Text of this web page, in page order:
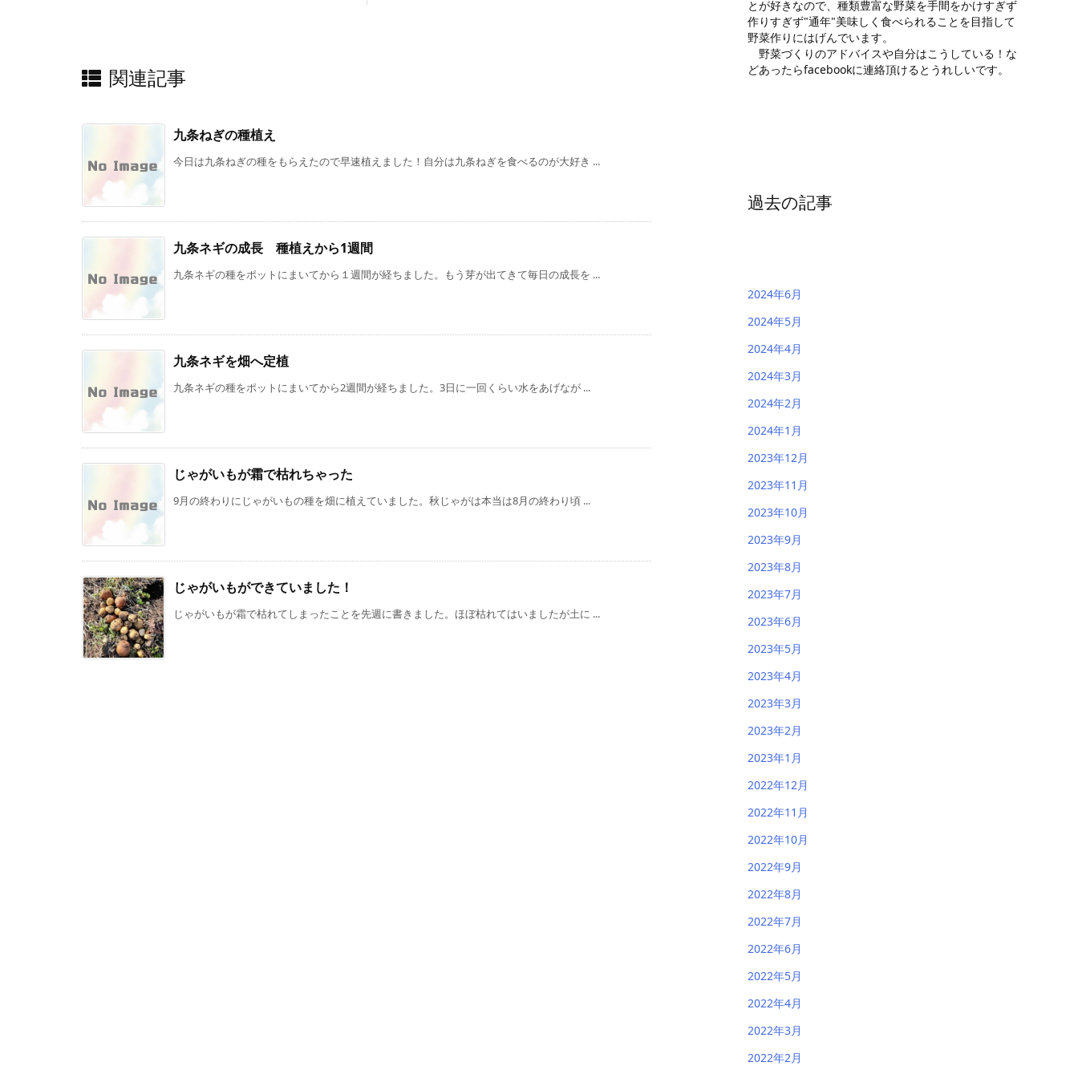
関連記事
九条ねぎの種植え
今日は九条ねぎの種をもらえたので早速植えました！自分は九条ねぎを食べるのが大好き ...
九条ネギの成長 種植えから1週間
九条ネギの種をポットにまいてから１週間が経ちました。もう芽が出てきて毎日の成長を ...
九条ネギを畑へ定植
九条ネギの種をポットにまいてから2週間が経ちました。3日に一回くらい水をあげなが ...
じゃがいもが霜で枯れちゃった
9月の終わりにじゃがいもの種を畑に植えていました。秋じゃがは本当は8月の終わり頃 ...
じゃがいもができていました！
じゃがいもが霜で枯れてしまったことを先週に書きました。ほぼ枯れてはいましたが土に ...
とが好きなので、種類豊富な野菜を手間をかけすぎず
作りすぎず"通年"美味しく食べられることを目指して
野菜作りにはげんでいます。
野菜づくりのアドバイスや自分はこうしている！な
どあったらfacebookに連絡頂けるとうれしいです。
過去の記事
2024年6月
2024年5月
2024年4月
2024年3月
2024年2月
2024年1月
2023年12月
2023年11月
2023年10月
2023年9月
2023年8月
2023年7月
2023年6月
2023年5月
2023年4月
2023年3月
2023年2月
2023年1月
2022年12月
2022年11月
2022年10月
2022年9月
2022年8月
2022年7月
2022年6月
2022年5月
2022年4月
2022年3月
2022年2月